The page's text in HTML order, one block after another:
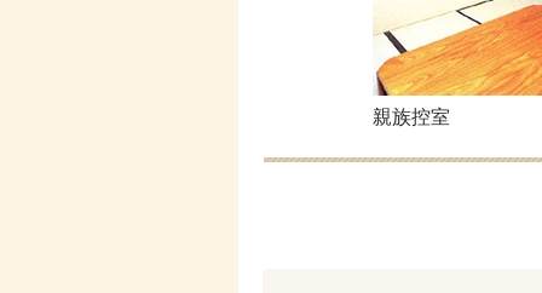
親族控室